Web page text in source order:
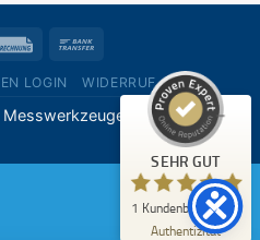
Rechung
LOGIN WIDERRUF
SEHR GUT
1 Kundenbewertung
Authentizität
1
Bewertung auf ProvenExpert.com
Sie mehr über dieses Bewertungssiegel
07.05.2026